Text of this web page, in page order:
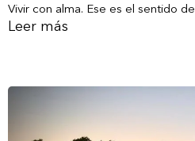
Vivir con alma. Ese es el sentido de
Leer más